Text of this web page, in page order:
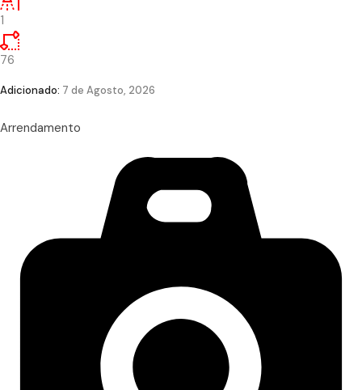
1
76
Adicionado: 7 de Agosto, 2026
Arrendamento